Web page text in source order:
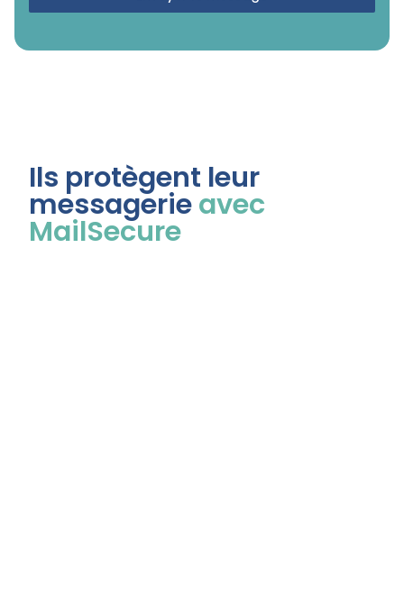
Ils protègent leur
messagerieavec
MailSecure